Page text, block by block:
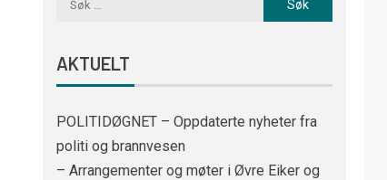
AKTUELT
POLITIDØGNET – Oppdaterte nyheter fra
politi og brannvesen
– Arrangementer og møter i Øvre Eiker og